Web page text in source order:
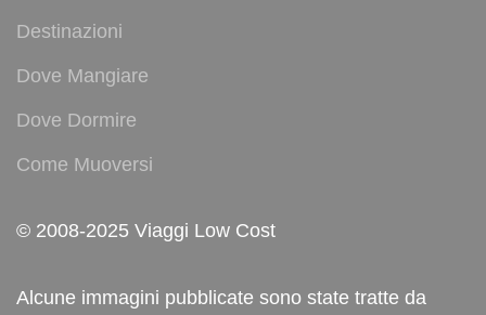
Destinazioni
Dove Mangiare
Dove Dormire
Come Muoversi
© 2008-2025 Viaggi Low Cost
Alcune immagini pubblicate sono state tratte da